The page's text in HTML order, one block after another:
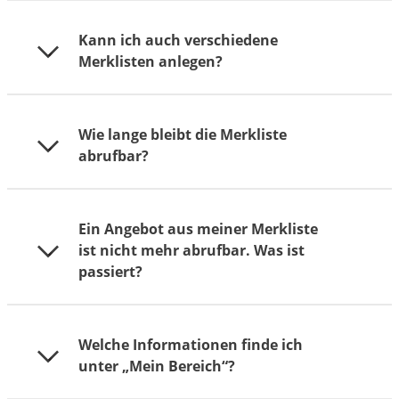
,,Merken“, mit der Sie Ihr Weiterbildungsangebot
einer persönlichen Merkliste hinzufügen können.
festzuhalten. Ihre Merkliste können Sie jederzeit
über ,,Mein Bereich“ abrufen. Neben
Kann ich auch verschiedene
Merklisten anlegen?
Namen geben. Die Einträge einer Merkliste können
Weiterbildungsangebote und Hochschulporträts
Wie lange bleibt die Merkliste
abrufbar?
wieder über Ihren persönlichen Code abrufen. Rufen
Sie dafür hoch-und-weit.de auf und geben Ihren
Code über ,,Mein Bereich“ ein.
Ein Angebot aus meiner Merkliste
ist nicht mehr abrufbar. Was ist
passiert?
kann es sein, dass dieses Angebot nicht mehr von
der Hochschule angeboten wird. Das
Welche Informationen finde ich
unter „Mein Bereich“?